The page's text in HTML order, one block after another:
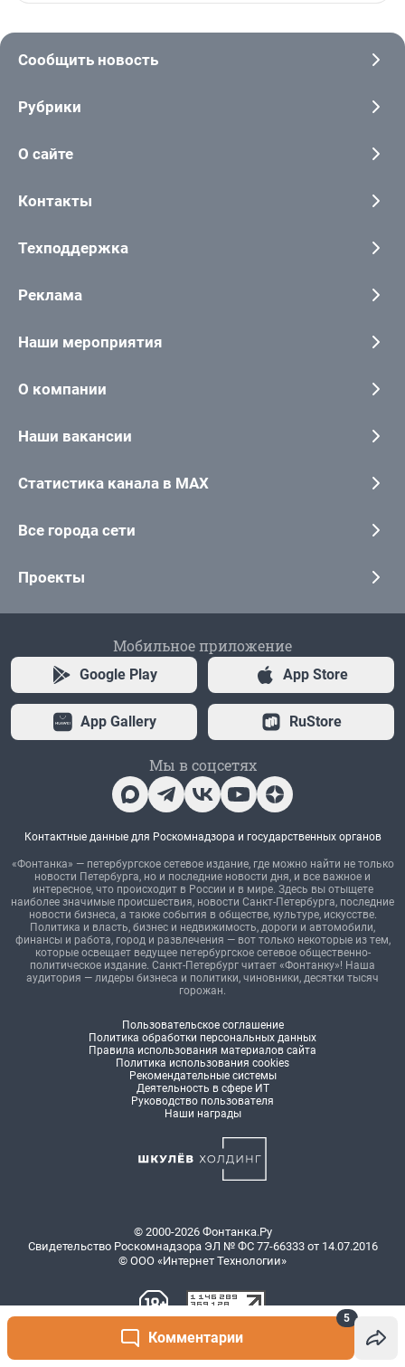
Комментарии
5
Сообщить новость
Рубрики
О сайте
Контакты
Техподдержка
Реклама
Наши мероприятия
О компании
Наши вакансии
Статистика канала в MAX
Все города сети
Проекты
Мобильное приложение
Google Play App Store
App Gallery RuStore
Мы в соцсетях
Контактные данные для Роскомнадзора и государственных органов
«Фонтанка» — петербургское сетевое издание, где можно найти не только
новости Петербурга, но и последние новости дня, и все важное и
интересное, что происходит в России и в мире. Здесь вы отыщете
наиболее значимые происшествия, новости Санкт-Петербурга, последние
новости бизнеса, а также события в обществе, культуре, искусстве.
Политика и власть, бизнес и недвижимость, дороги и автомобили,
финансы и работа, город и развлечения — вот только некоторые из тем,
которые освещает ведущее петербургское сетевое общественно-
политическое издание. Санкт-Петербург читает «Фонтанку»! Наша
аудитория — лидеры бизнеса и политики, чиновники, десятки тысяч
горожан.
Пользовательское соглашение
Политика обработки персональных данных
Правила использования материалов сайта
Политика использования cookies
Рекомендательные системы
Деятельность в сфере ИТ
Руководство пользователя
Наши награды
© 2000-2026 Фонтанка.Ру
Свидетельство Роскомнадзора ЭЛ № ФС 77-66333 от 14.07.2016
© ООО «Интернет Технологии»